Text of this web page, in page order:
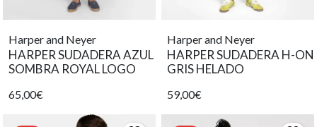
Harper and Neyer
HARPER SUDADERA AZUL
SOMBRA ROYAL LOGO
65,00€
Harper and Neyer
HARPER SUDADERA H-ON
GRIS HELADO
59,00€